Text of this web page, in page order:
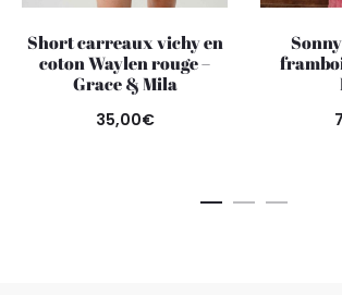
Short carreaux vichy en
coton Waylen rouge –
Grace & Mila
35,00€